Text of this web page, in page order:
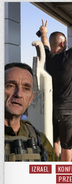
Posted in
IZRAEL